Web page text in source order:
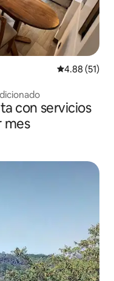
Calificación
4.88 (51)
con servicios
mes